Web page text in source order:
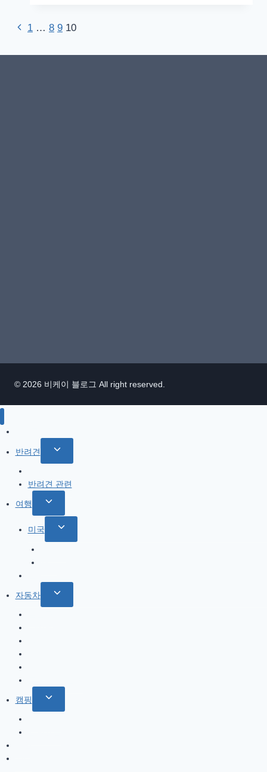
Page
navigation
Previous
1 … 8 9 10
© 2026 비케이 블로그 All right reserved.
반려견
Toggle
child
menu
반려견 관련
여행
Toggle
child
menu
미국
Toggle
child
자동차
Toggle
child
캠핑
Toggle
child